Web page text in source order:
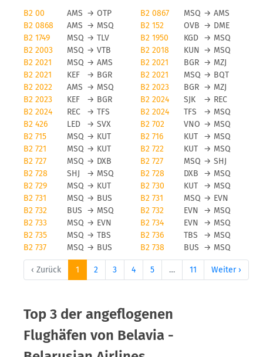
B2 00 AMS → OTP B2 0867 MSQ → AMS
B2 0868
AMS → MSQ B2 152 OVB → DME
B2 1749
MSQ → TLV B2 1950 KGD → MSQ
B2 2003
MSQ → VTB B2 2018 KUN → MSQ
B2 2021
MSQ → AMS B2 2021 BGR → MZJ
B2 2021
KEF → BGR B2 2021 MSQ → BQT
B2 2022
AMS → MSQ B2 2023 BGR → MZJ
B2 2023
KEF → BGR B2 2024 SJK → REC
B2 2024
REC → TFS B2 2024 TFS → MSQ
B2 426
LED → SVX B2 702 VNO → MSQ
B2 715
MSQ → KUT B2 716 KUT → MSQ
B2 721
MSQ → KUT B2 722 KUT → MSQ
B2 727
MSQ → DXB B2 727 MSQ → SHJ
B2 728
SHJ → MSQ B2 728 DXB → MSQ
B2 729
MSQ → KUT B2 730 KUT → MSQ
B2 731
MSQ → BUS B2 731 MSQ → EVN
B2 732
BUS → MSQ B2 732 EVN → MSQ
B2 733
MSQ → EVN B2 734 EVN → MSQ
B2 735
MSQ → TBS B2 736 TBS → MSQ
B2 737
MSQ → BUS B2 738 BUS → MSQ
‹ Zurück 1 2 3 4 5 … 11 Weiter ›
Top 3 der angeflogenen
Flughäfen von Belavia -